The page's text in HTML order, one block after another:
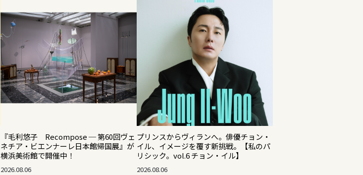
『毛利悠子 Recompose ─ 第60回ヴェ
ネチア・ビエンナーレ日本館帰国展』が
横浜美術館で開催中！
2026.08.06
プリンスからヴィランへ。俳優チョン・
イル、イメージを覆す新挑戦。【私のパ
リシック。vol.6 チョン・イル】
2026.08.06